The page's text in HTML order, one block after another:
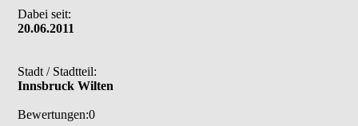
Dabei seit:
20.06.2011
Stadt / Stadtteil:
Innsbruck Wilten
Bewertungen:0